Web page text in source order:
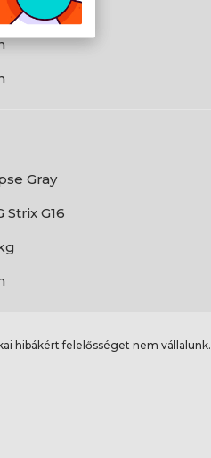
Gray
Strix G16
hibákért felelősséget nem vállalunk.